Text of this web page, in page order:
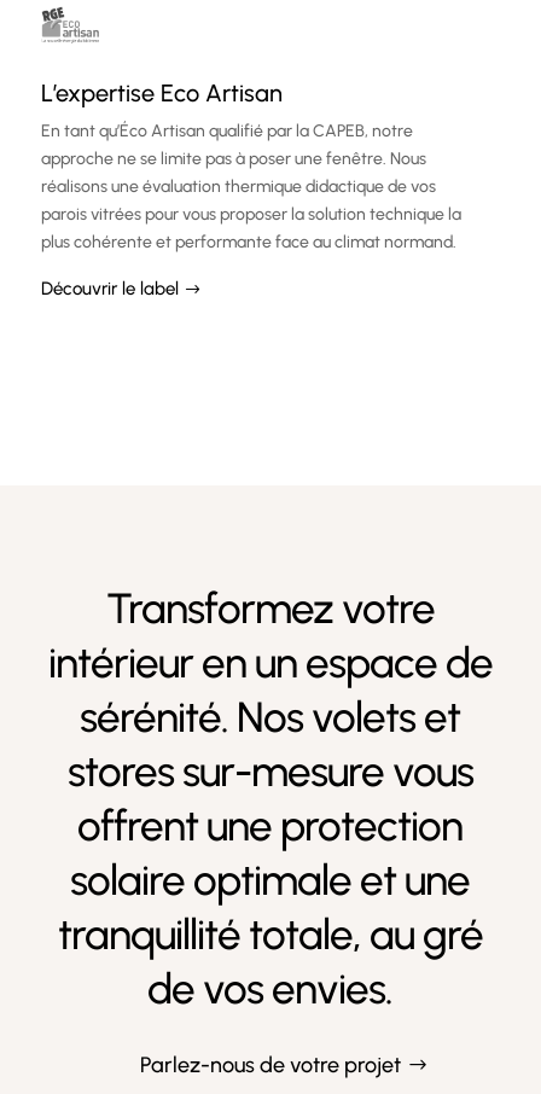
L’expertise Eco Artisan
En tant qu’Éco Artisan qualifié par la CAPEB, notre
approche ne se limite pas à poser une fenêtre. Nous
réalisons une évaluation thermique didactique de vos
parois vitrées pour vous proposer la solution technique la
plus cohérente et performante face au climat normand.
Découvrir le label
Transformez votre
intérieur en un espace de
sérénité. Nos volets et
stores sur-mesure vous
offrent une protection
solaire optimale et une
tranquillité totale, au gré
de vos envies.
Parlez-nous de votre projet